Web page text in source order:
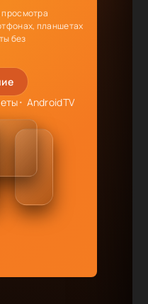
планшетах
без
AndroidTV